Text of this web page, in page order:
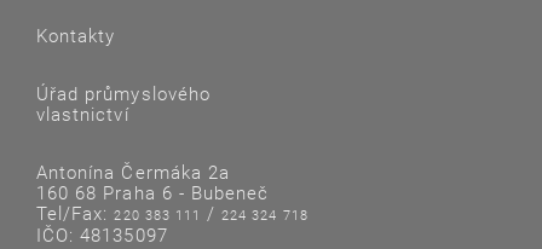
Kontakty
Úřad průmyslového
vlastnictví
Antonína Čermáka 2a
160 68 Praha 6 - Bubeneč
Tel/Fax:220 383 111 /224 324 718
IČO: 48135097